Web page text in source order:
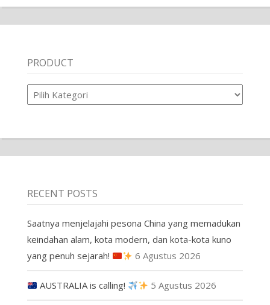
PRODUCT
Product
RECENT POSTS
Saatnya menjelajahi pesona China yang memadukan
keindahan alam, kota modern, dan kota-kota kuno
yang penuh sejarah!
6 Agustus 2026
AUSTRALIA is calling! 5 Agustus 2026